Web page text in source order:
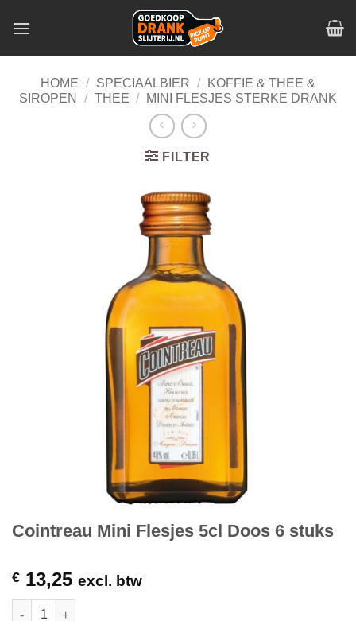
HOME / SPECIAALBIER /
KOFFIE & THEE &
SIROPEN
/ THEE / MINI FLESJES STERKE DRANK
FILTER
Cointreau Mini Flesjes 5cl Doos 6 stuks
€ 13,25 excl. btw
Cointreau Mini Flesjes 5cl Doos 6 stuks hoeveelheid